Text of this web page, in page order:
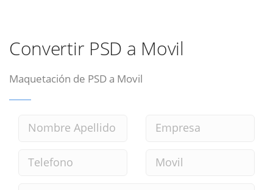
Convertir PSD a Movil
Maquetación de PSD a Movil